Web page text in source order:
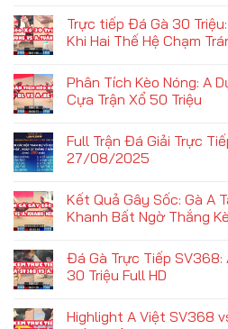
Trực tiếp Đá Gà 30
Khi Hai Thế Hệ Chạm
Phân Tích Kèo Nóng: A
Cựa Trận Xổ 50 Triệu
Full Trận Đá Giải Trực
27/08/2025
Kết Quả Gây Sốc: Gà A
Khanh Bất Ngờ Thắng
Đá Gà Trực Tiếp SV368:
30 Triệu Full HD
Highlight A Việt SV368